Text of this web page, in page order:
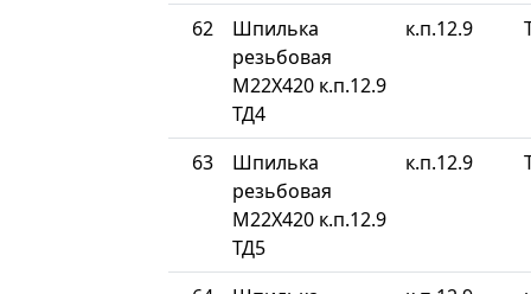
62
Шпилька
резьбовая
М22Х420 к.п.12.9
ТД4
к.п.12.9
63
Шпилька
резьбовая
М22Х420 к.п.12.9
ТД5
к.п.12.9